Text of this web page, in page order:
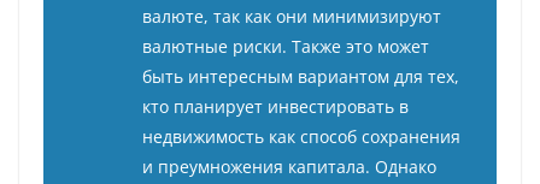
валюте, так как они минимизируют
валютные риски. Также это может
быть интересным вариантом для тех,
кто планирует инвестировать в
недвижимость как способ сохранения
и преумножения капитала. Однако